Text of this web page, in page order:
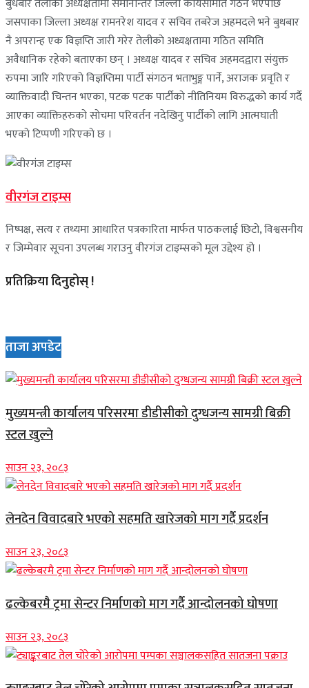
जसपाका जिल्ला अध्यक्ष रामनरेश यादव र सचिव तबरेज अहमदले भने बुधबार
नै अपरान्ह एक विज्ञप्ति जारी गरेर तेलीकाे अध्यक्षतामा गठित समिति
अवैधानिक रहेकाे बताएका छन् । अध्यक्ष यादव र सचिव अहमदद्वारा संयुक्त
रुपमा जारि गरिएकाे विज्ञप्तिमा पार्टी संगठन भताभुङ्ग पार्ने, अराजक प्रवृति र
व्याक्तिवादी चिन्तन भएका, पटक पटक पार्टीकाे नीतिनियम विरुद्धको कार्य गर्दै
आएका व्याक्तिहरुकाे साेचमा परिवर्तन नदेखिनु पार्टीको लागि आत्मघाती
भएकाे टिप्पणी गरिएकाे छ ।
वीरगंज टाइम्स
निष्पक्ष, सत्य र तथ्यमा आधारित पत्रकारिता मार्फत पाठकलाई छिटो, विश्वसनीय
र जिम्मेवार सूचना उपलब्ध गराउनु वीरगंज टाइम्सको मूल उद्देश्य हो ।
प्रतिक्रिया दिनुहोस् !
ताजा अपडेट
मुख्यमन्त्री कार्यालय परिसरमा डीडीसीको दुग्धजन्य सामग्री बिक्री
स्टल खुल्ने
साउन २३, २०८३
लेनदेन विवादबारे भएको सहमति खारेजको माग गर्दै प्रदर्शन
साउन २३, २०८३
ढल्केबरमै ट्रमा सेन्टर निर्माणको माग गर्दै आन्दोलनको घोषणा
साउन २३, २०८३